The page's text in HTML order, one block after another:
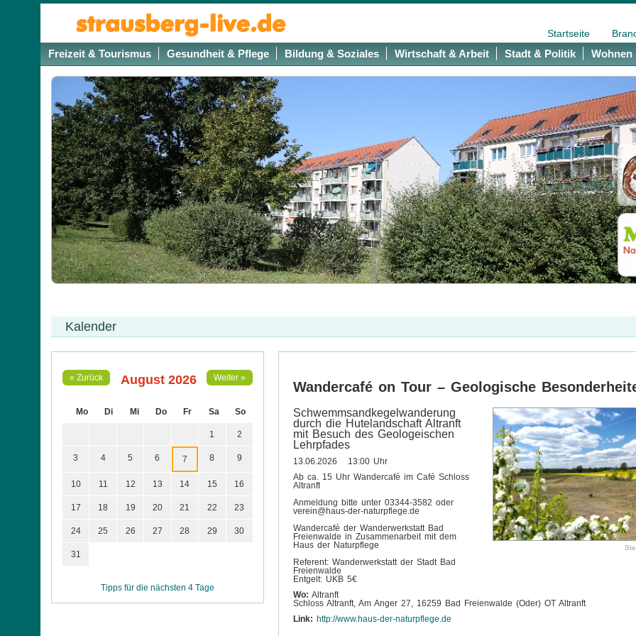
Startseite
Freizeit & Tourismus Gesundheit & Pflege Bildung & Soziales Wirtschaft & Arbeit Stadt & Politik Wohnen
Kalender
« Zurück August 2026 Weiter »
Mo Di Mi Do Fr Sa So
1 2
3 4 5 6 7 8 9
10 11 12 13 14 15 16
17 18 19 20 21 22 23
24 25 26 27 28 29 30
31
Tipps für die nächsten 4 Tage
Wandercafé on Tour – Geologische
Schwemmsandkegelwanderung
durch die Hutelandschaft Altranft
mit Besuch des Geologeischen
Lehrpfades
13.06.2026 13:00 Uhr
Ab ca. 15 Uhr Wandercafé im Café Schloss
Altranft
Anmeldung bitte unter 03344-3582 oder
verein@haus-der-naturpflege.de
Wandercafé der Wanderwerkstatt Bad
Freienwalde in Zusammenarbeit mit dem
Haus der Naturpflege
Referent: Wanderwerkstatt der Stadt Bad
Freienwalde
Entgelt: UKB 5€
Wo: Altranft
Schloss Altranft, Am Anger 27, 16259 Bad Freienwalde (Oder) OT Altranft
Link: http://www.haus-der-naturpflege.de